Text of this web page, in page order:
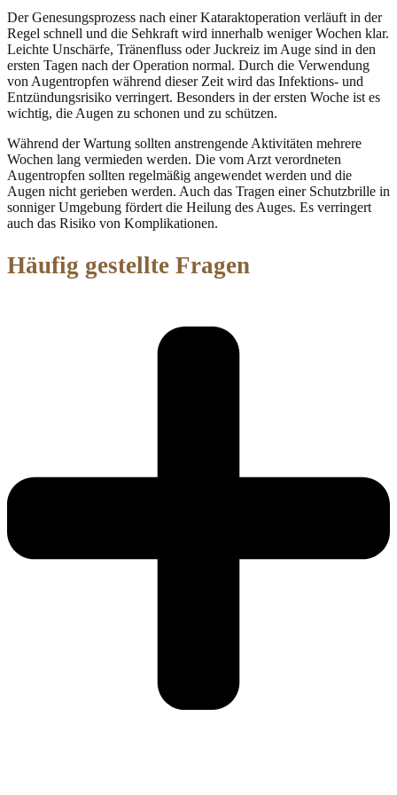
Der Genesungsprozess nach einer Kataraktoperation verläuft in der
Regel schnell und die Sehkraft wird innerhalb weniger Wochen klar.
Leichte Unschärfe, Tränenfluss oder Juckreiz im Auge sind in den
ersten Tagen nach der Operation normal. Durch die Verwendung
von Augentropfen während dieser Zeit wird das Infektions- und
Entzündungsrisiko verringert. Besonders in der ersten Woche ist es
wichtig, die Augen zu schonen und zu schützen.
Während der Wartung sollten anstrengende Aktivitäten mehrere
Wochen lang vermieden werden. Die vom Arzt verordneten
Augentropfen sollten regelmäßig angewendet werden und die
Augen nicht gerieben werden. Auch das Tragen einer Schutzbrille in
sonniger Umgebung fördert die Heilung des Auges. Es verringert
auch das Risiko von Komplikationen.
Häufig gestellte Fragen